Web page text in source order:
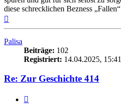
diese schrecklichen Bezness
Palisa
Beiträge: 102
Registriert: 14.04.2025, 15:41
Re: Zur Geschichte 414